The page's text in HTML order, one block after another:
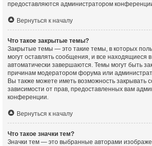
предоставляются администратором
Вернуться к началу
Что такое закрытые темы?
Закрытые темы — это такие темы, в которых
могут оставлять сообщения, и все находящиеся
автоматически завершаются. Темы могут быть
причинам модератором форума или
Вы также можете иметь возможность закрывать
зависимости от прав, предоставленных вам
конференции.
Вернуться к началу
Что такое значки тем?
Значки тем — это выбранные авторами